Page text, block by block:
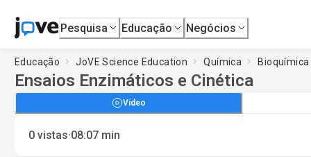
Pesquisa Educação Negócios
Educação JoVE Science Education Química Bioquímica
Ensaios Enzimáticos e Cinética
Vídeo
0 vistas·08:07 min